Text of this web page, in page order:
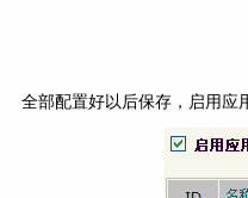
全部配置好以后保存，启用应